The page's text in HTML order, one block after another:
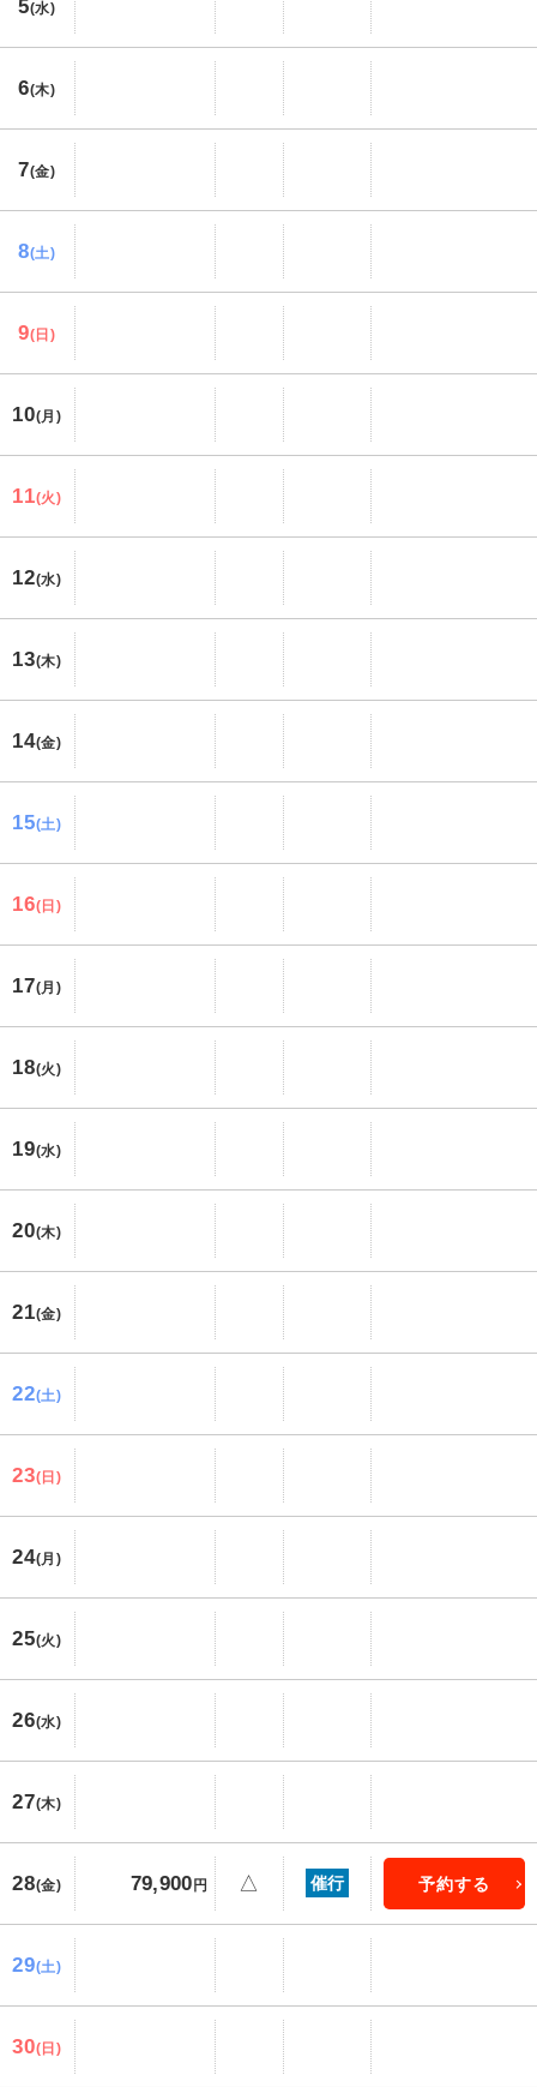
5(水)
6(木)
7(金)
8(土)
9(日)
10(月)
11(火)
12(水)
13(木)
14(金)
15(土)
16(日)
17(月)
18(火)
19(水)
20(木)
21(金)
22(土)
23(日)
24(月)
25(火)
26(水)
27(木)
28(金) 79,900 円 △ 催行 予約する
29(土)
30(日)